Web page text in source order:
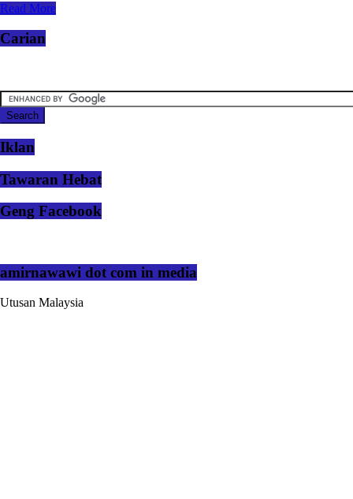
Read More
Carian
Iklan
Tawaran Hebat
Geng Facebook
amirnawawi dot com in media
Utusan Malaysia